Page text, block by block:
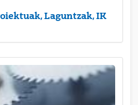
Laguntzak, IK